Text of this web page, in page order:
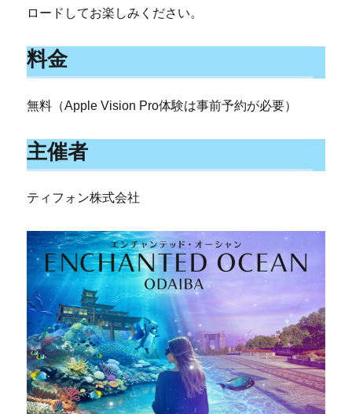
ロードしてお楽しみください。
料金
無料（Apple Vision Pro体験は事前予約が必要）
主催者
ティフォン株式会社